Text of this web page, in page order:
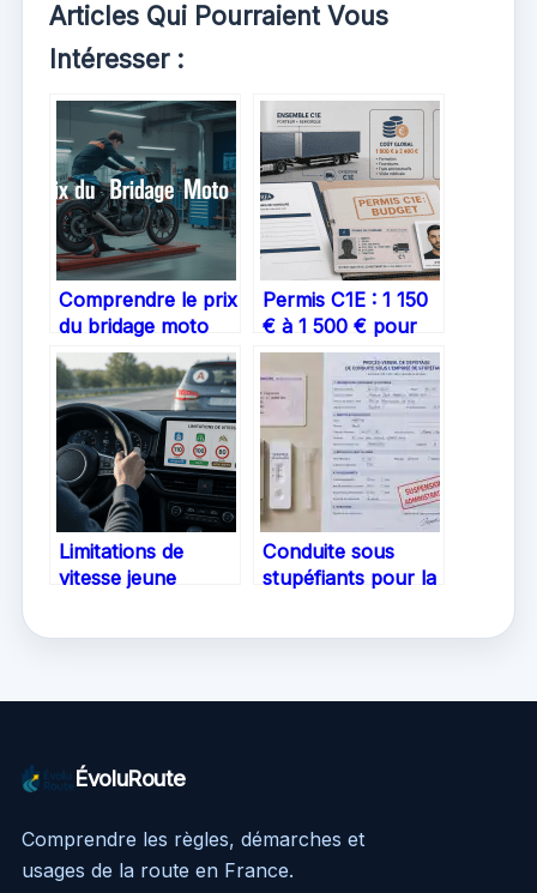
Articles Qui Pourraient Vous
Intéresser :
Comprendre le prix
du bridage moto
A2 : comment
anticiper votre
budget
Permis C1E : 1 150
€ à 1 500 € pour
maîtriser les
ensembles de 12
tonnes
Limitations de
vitesse jeune
Conduite sous
stupéfiants pour la
ÉvoluRoute
Comprendre les règles, démarches et
usages de la route en France.